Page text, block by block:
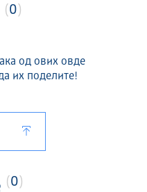
0
од ових овде
их поделите!
0